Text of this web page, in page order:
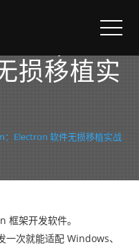
deepin：
损移植实
：Electron 软件无损移植实战
框架开发软件。
次就能适配 Windows、